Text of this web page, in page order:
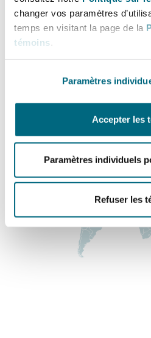
changer vos paramètres
temps en visitant la page de la
témoins
Paramètres
Accepter les
Paramètres individuels
Refuser les
Droit
Droit
Bator
York
The St Botolph
Bulletins
Bureau principal
New York
+1 212 710 3950